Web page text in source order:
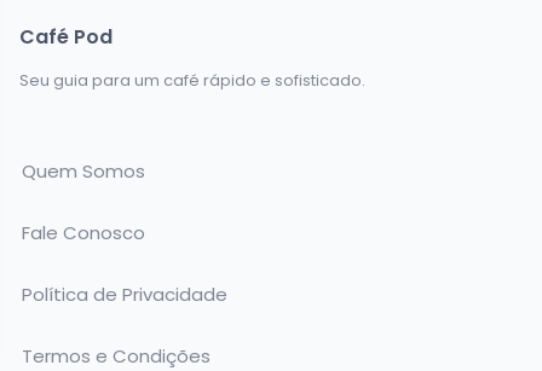
Café Pod
Seu guia para um café rápido e sofisticado.
Quem Somos
Fale Conosco
Política de Privacidade
Termos e Condições